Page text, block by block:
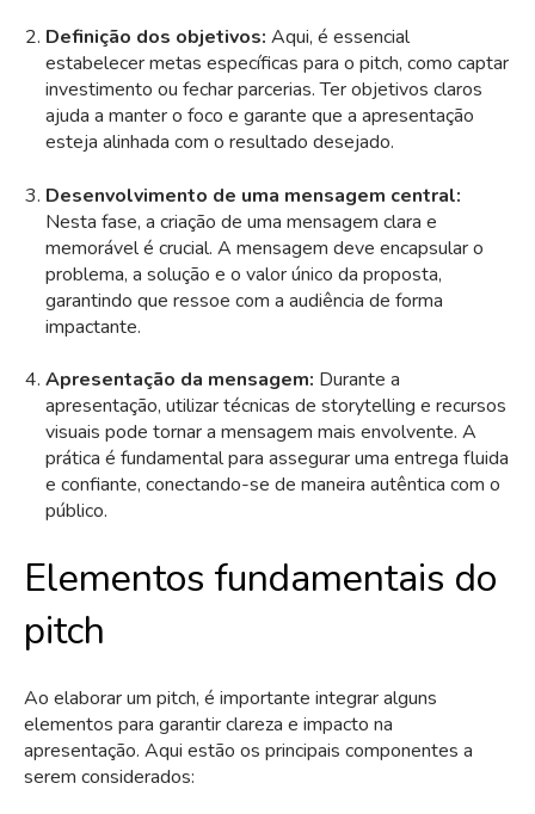
Definição dos objetivos: Aqui, é essencial
estabelecer metas específicas para o pitch, como captar
investimento ou fechar parcerias. Ter objetivos claros
ajuda a manter o foco e garante que a apresentação
esteja alinhada com o resultado desejado.
Desenvolvimento de uma mensagem central:
Nesta fase, a criação de uma mensagem clara e
memorável é crucial. A mensagem deve encapsular o
problema, a solução e o valor único da proposta,
garantindo que ressoe com a audiência de forma
impactante.
Apresentação da mensagem: Durante a
apresentação, utilizar técnicas de storytelling e recursos
visuais pode tornar a mensagem mais envolvente. A
prática é fundamental para assegurar uma entrega fluida
e confiante, conectando-se de maneira autêntica com o
público.
Elementos fundamentais do
pitch
Ao elaborar um pitch, é importante integrar alguns
elementos para garantir clareza e impacto na
apresentação. Aqui estão os principais componentes a
serem considerados: